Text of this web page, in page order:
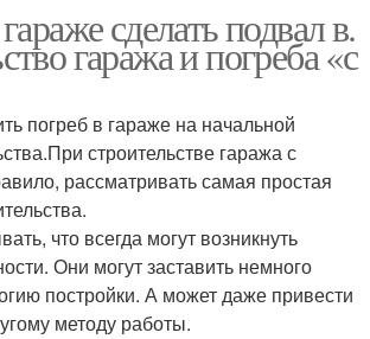
сделать подвал в.
гаража и погреба «с
погреб в гараже на начальной
строительстве гаража с
рассматривать самая простая
что всегда могут возникнуть
Они могут заставить немного
постройки. А может даже привести
методу работы.